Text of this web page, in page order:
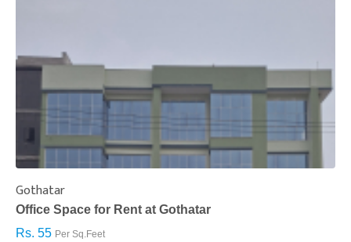
Gothatar
Office Space for Rent at Gothatar
Rs. 55 Per Sq.Feet